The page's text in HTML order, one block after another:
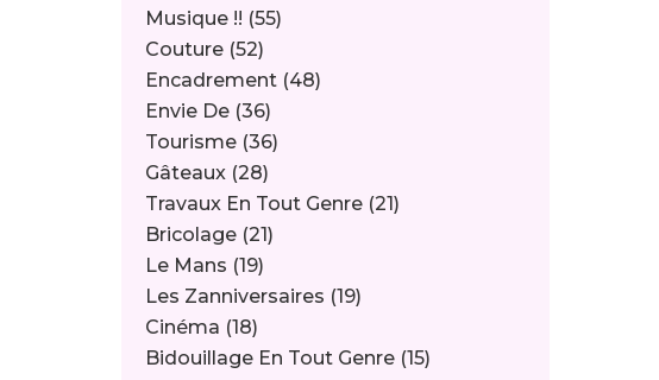
Musique !! (55)
Couture (52)
Encadrement (48)
Envie De (36)
Tourisme (36)
Gâteaux (28)
Travaux En Tout Genre (21)
Bricolage (21)
Le Mans (19)
Les Zanniversaires (19)
Cinéma (18)
Bidouillage En Tout Genre (15)